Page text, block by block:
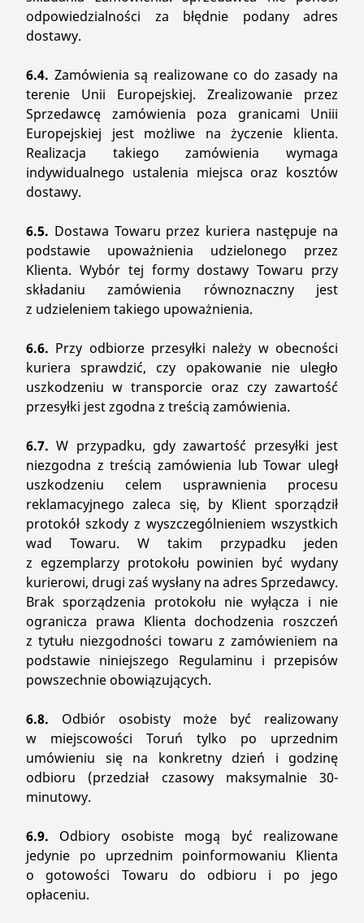
odpowiedzialności za błędnie podany adres
dostawy.
6.4. Zamówienia są realizowane co do zasady na
terenie Unii Europejskiej. Zrealizowanie przez
Sprzedawcę zamówienia poza granicami Uniii
Europejskiej jest możliwe na życzenie klienta.
Realizacja takiego zamówienia wymaga
indywidualnego ustalenia miejsca oraz kosztów
dostawy.
6.5. Dostawa Towaru przez kuriera następuje na
podstawie upoważnienia udzielonego przez
Klienta. Wybór tej formy dostawy Towaru przy
składaniu zamówienia równoznaczny jest
z udzieleniem takiego upoważnienia.
6.6. Przy odbiorze przesyłki należy w obecności
kuriera sprawdzić, czy opakowanie nie uległo
uszkodzeniu w transporcie oraz czy zawartość
przesyłki jest zgodna z treścią zamówienia.
6.7. W przypadku, gdy zawartość przesyłki jest
niezgodna z treścią zamówienia lub Towar uległ
uszkodzeniu celem usprawnienia procesu
reklamacyjnego zaleca się, by Klient sporządził
protokół szkody z wyszczególnieniem wszystkich
wad Towaru. W takim przypadku jeden
z egzemplarzy protokołu powinien być wydany
kurierowi, drugi zaś wysłany na adres Sprzedawcy.
Brak sporządzenia protokołu nie wyłącza i nie
ogranicza prawa Klienta dochodzenia roszczeń
z tytułu niezgodności towaru z zamówieniem na
podstawie niniejszego Regulaminu i przepisów
powszechnie obowiązujących.
6.8. Odbiór osobisty może być realizowany
w miejscowości Toruń tylko po uprzednim
umówieniu się na konkretny dzień i godzinę
odbioru (przedział czasowy maksymalnie 30-
minutowy.
6.9. Odbiory osobiste mogą być realizowane
jedynie po uprzednim poinformowaniu Klienta
o gotowości Towaru do odbioru i po jego
opłaceniu.